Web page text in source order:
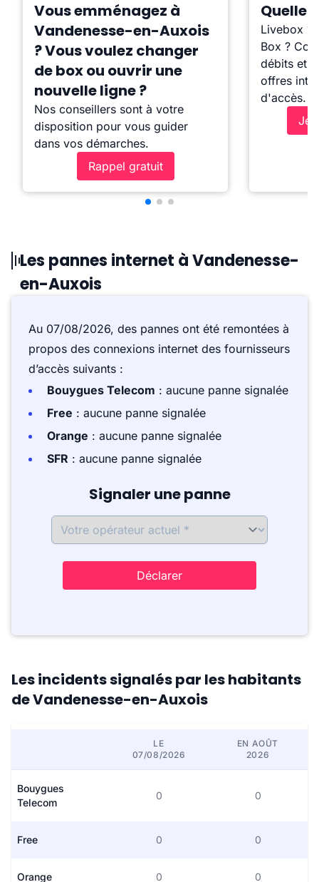
Vous emménagez à
Vandenesse-en-Auxois
? Vous voulez changer
de box ou ouvrir une
nouvelle ligne ?
Nos conseillers sont à votre
disposition pour vous guider
dans vos démarches.
Rappel gratuit
Quelle
Livebox ?
Box ?
débits et
offres
d'accès.
Je
Les pannes internet à Vandenesse-
en-Auxois
Au 07/08/2026, des pannes ont été remontées à
propos des connexions internet des fournisseurs
d’accès suivants :
Bouygues Telecom : aucune panne signalée
Free : aucune panne signalée
Orange : aucune panne signalée
SFR : aucune panne signalée
Signaler une panne
Déclarer
Les incidents signalés par les habitants
de Vandenesse-en-Auxois
LE
07/08/2026
EN AOÛT
2026
Bouygues
Telecom
0 0
Free 0 0
Orange 0 0